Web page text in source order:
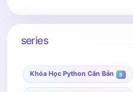
series
Khóa Học Python Căn Bản 5